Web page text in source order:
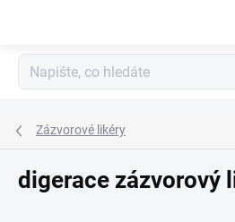
Zázvorové likéry
digerace zázvorový